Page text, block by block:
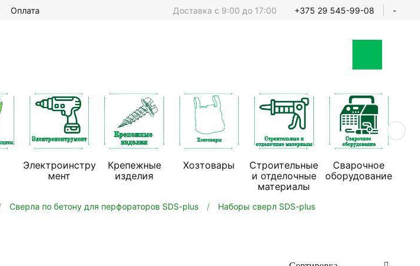
Оплата Доставка с 9:00 до 17:00 +375 29 545-99-08 -
Электроинстру
мент
Крепежные
изделия
Хозтовары
Строительные
и отделочные
материалы
Сварочное
оборудование
Сверла по бетону для перфораторов SDS-plus Наборы сверл SDS-plus